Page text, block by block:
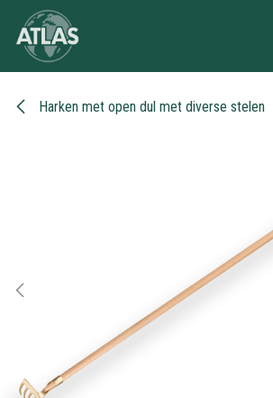
Overslaan naar inhoud
Harken met open dul met diverse stelen